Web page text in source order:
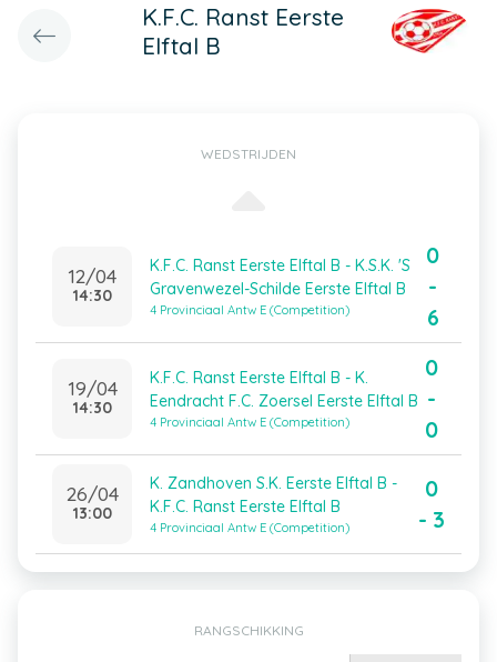
K.F.C. Ranst Eerste
Elftal B
WEDSTRIJDEN
12/04
14:30
K.F.C. Ranst Eerste Elftal B - K.S.K. 'S
Gravenwezel-Schilde Eerste Elftal B
4 Provinciaal Antw E (Competition)
0
-
6
19/04
14:30
K.F.C. Ranst Eerste Elftal B - K.
Eendracht F.C. Zoersel Eerste Elftal B
4 Provinciaal Antw E (Competition)
0
-
0
26/04
13:00
K. Zandhoven S.K. Eerste Elftal B -
K.F.C. Ranst Eerste Elftal B
4 Provinciaal Antw E (Competition)
0
- 3
RANGSCHIKKING